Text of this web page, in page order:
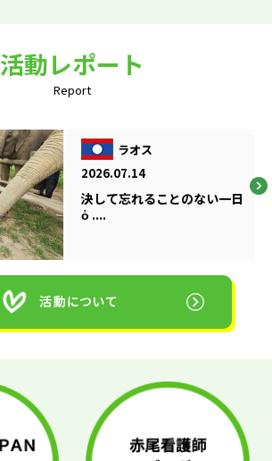
活動レポート
Report
ラオス
2026.07.14
決して忘れることのない一日
ὁ ....